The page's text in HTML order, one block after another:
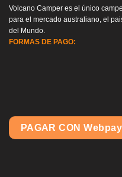
Volcano Camper es el único
para el mercado australiano, el
del Mundo.
FORMAS DE PAGO:
PAGAR CON Webpay